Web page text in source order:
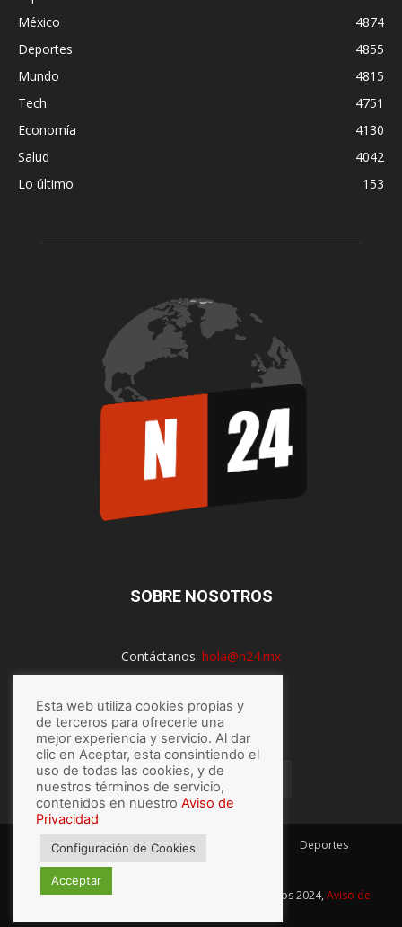
México
4874
Deportes
4855
Mundo
4815
Tech
4751
Economía
4130
Salud
4042
Lo último
153
SOBRE NOSOTROS
Contáctanos: hola@n24.mx
SÍGUENOS
México Mundo Economía
Deportes
Espectaculos
© Hecho con por N24.mx, Derechos Reservados 2024, Aviso de
Esta web utiliza cookies propias y
de terceros para ofrecerle una
mejor experiencia y servicio. Al dar
clic en Aceptar, esta consintiendo el
uso de todas las cookies, y de
nuestros términos de servicio,
contenidos en nuestro Aviso de
Privacidad
Configuración de Cookies
Acceptar